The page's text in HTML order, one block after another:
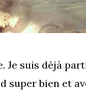
Je suis déjà
super bien et